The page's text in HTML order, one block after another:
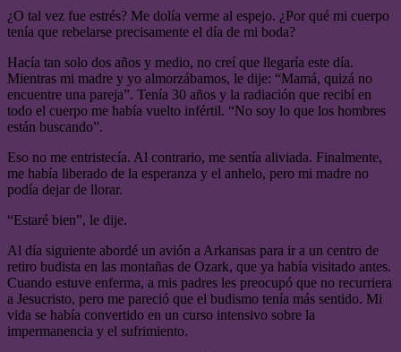
¿O tal vez fue estrés? Me dolía verme al espejo. ¿Por qué mi cuerpo
tenía que rebelarse precisamente el día de mi boda?
Hacía tan solo dos años y medio, no creí que llegaría este día.
Mientras mi madre y yo almorzábamos, le dije: “Mamá, quizá no
encuentre una pareja”. Tenía 30 años y la radiación que recibí en
todo el cuerpo me había vuelto infértil. “No soy lo que los hombres
están buscando”.
Eso no me entristecía. Al contrario, me sentía aliviada. Finalmente,
me había liberado de la esperanza y el anhelo, pero mi madre no
podía dejar de llorar.
“Estaré bien”, le dije.
Al día siguiente abordé un avión a Arkansas para ir a un centro de
retiro budista en las montañas de Ozark, que ya había visitado antes.
Cuando estuve enferma, a mis padres les preocupó que no recurriera
a Jesucristo, pero me pareció que el budismo tenía más sentido. Mi
vida se había convertido en un curso intensivo sobre la
impermanencia y el sufrimiento.